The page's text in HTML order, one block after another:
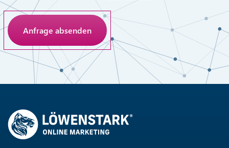
Anti-Roboter-Verifizierung
Hier klicken